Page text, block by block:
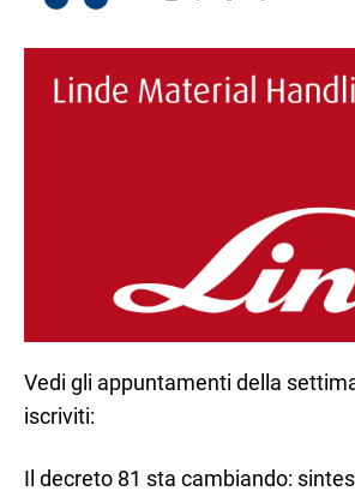
Vedi gli appuntamenti della
iscriviti:
Il decreto 81 sta cambiando: